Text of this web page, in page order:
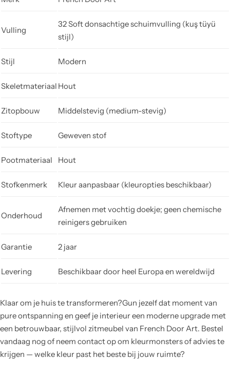
Vulling
32 Soft donsachtige schuimvulling (kuş tüyü
stijl)
Stijl Modern
Skeletmateriaal Hout
Zitopbouw Middelstevig (medium-stevig)
Stoftype Geweven stof
Pootmateriaal Hout
Stofkenmerk Kleur aanpasbaar (kleuropties beschikbaar)
Onderhoud
Afnemen met vochtig doekje; geen chemische
reinigers gebruiken
Garantie 2 jaar
Levering Beschikbaar door heel Europa en wereldwijd
Klaar om je huis te transformeren?Gun jezelf dat moment van
pure ontspanning en geef je interieur een moderne upgrade met
een betrouwbaar, stijlvol zitmeubel van French Door Art. Bestel
vandaag nog of neem contact op om kleurmonsters of advies te
krijgen — welke kleur past het beste bij jouw ruimte?